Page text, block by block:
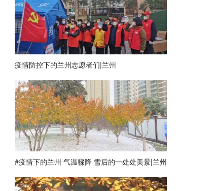
疫情防控下的兰州志愿者们|兰州
#疫情下的兰州 气温骤降 雪后的一处处美景|兰州